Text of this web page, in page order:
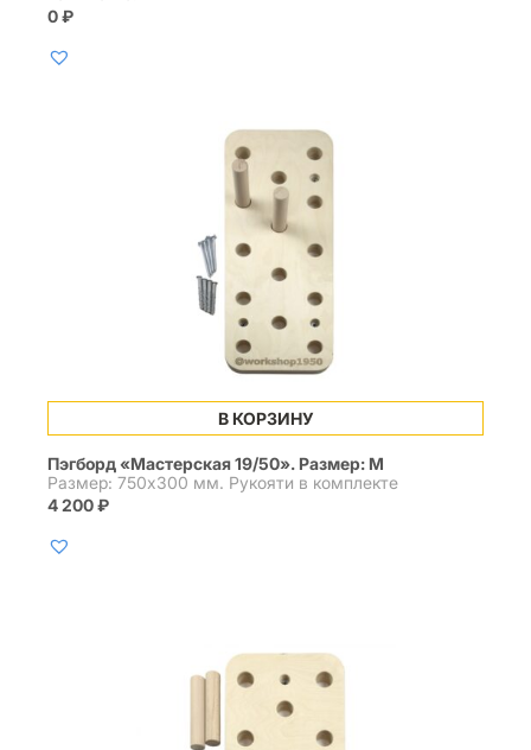
0₽
В КОРЗИНУ
Пэгборд «Мастерская 19/50». Размер: M
Размер: 750х300 мм. Рукояти в комплекте
4 200₽